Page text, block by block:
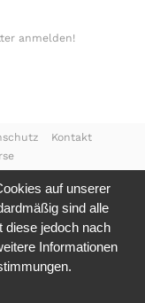
anmelden!
Kontakt
auf unserer
sind alle
diese jedoch nach
Informationen